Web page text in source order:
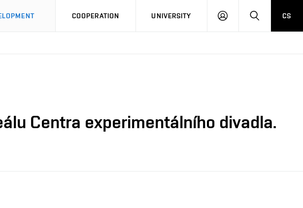
COOPERATION UNIVERSITY
LOG
SEARCHCS
Centra experimentálního divadla.